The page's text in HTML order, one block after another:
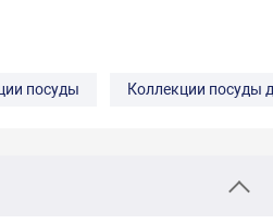
посуды Коллекции посуды